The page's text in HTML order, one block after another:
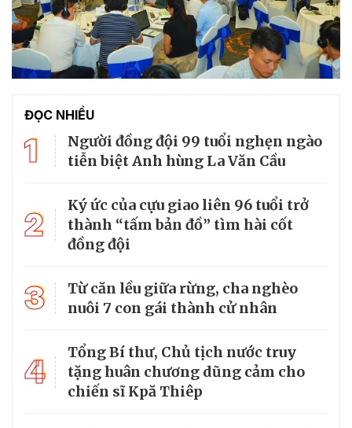
ĐỌC NHIỀU
1
Người đồng đội 99 tuổi nghẹn ngào
tiễn biệt Anh hùng La Văn Cầu
2
Ký ức của cựu giao liên 96 tuổi trở
thành “tấm bản đồ” tìm hài cốt
đồng đội
3
Từ căn lều giữa rừng, cha nghèo
nuôi 7 con gái thành cử nhân
4
Tổng Bí thư, Chủ tịch nước truy
tặng huân chương dũng cảm cho
chiến sĩ Kpă Thiêp